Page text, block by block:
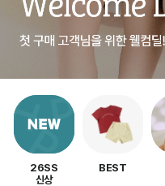
26SS
신상
BEST